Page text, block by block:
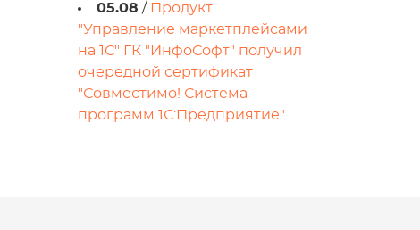
05.08 / Продукт
"Управление маркетплейсами
на 1С" ГК "ИнфоСофт" получил
очередной сертификат
"Совместимо! Система
программ 1С:Предприятие"